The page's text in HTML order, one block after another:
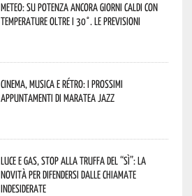
Meteo: su Potenza ancora giorni caldi con
temperature oltre i 30°. Le previsioni
Cinema, musica e rétro: i prossimi
appuntamenti di Maratea Jazz
Luce e gas, stop alla truffa del “Sì”: la
novità per difendersi dalle chiamate
indesiderate